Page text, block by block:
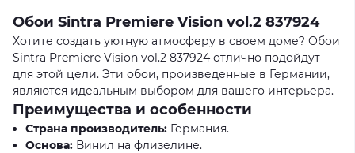
Обои Sintra Premiere Vision vol.2 837924
Хотите создать уютную атмосферу в своем доме? Обои
Sintra Premiere Vision vol.2 837924 отлично подойдут
для этой цели. Эти обои, произведенные в Германии,
являются идеальным выбором для вашего интерьера.
Преимущества и особенности
Страна производитель: Германия.
Основа: Винил на флизелине.